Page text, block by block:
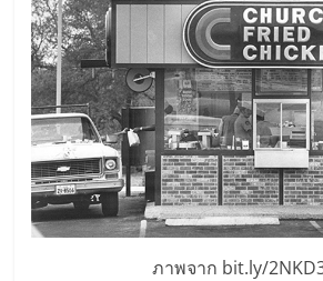
ไชส์,
ที่
ปรึกษา
แฟ
ภาพจาก bit.ly/